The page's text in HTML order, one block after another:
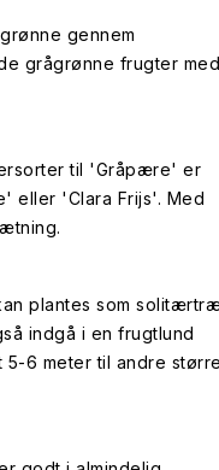
gennem
grågrønne frugter med
til 'Gråpære' er
eller 'Clara Frijs'. Med
plantes som
indgå i en frugtlund
6 meter til andre større